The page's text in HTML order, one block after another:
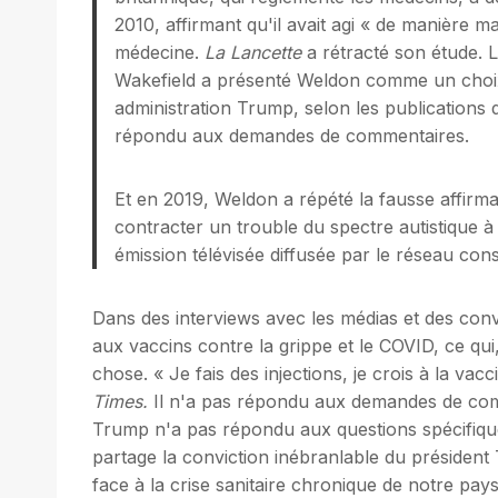
2010, affirmant qu'il avait agi « de manière
médecine. La Lancettea rétracté son étude.
Wakefield a présenté Weldon comme un
administration Trump, selon les
répondu aux demandes de commentaires.
Et en 2019, Weldon a répété la fausse
contracter un trouble du spectre autistique
émission télévisée diffusée par le réseau
Dans des interviews avec les médias et des
aux vaccins contre la grippe et le COVID, ce
chose. « Je fais des injections, je crois à la
Times. Il n'a pas répondu aux demandes de
Trump n'a pas répondu aux questions
partage la conviction inébranlable du
face à la crise sanitaire chronique de notre